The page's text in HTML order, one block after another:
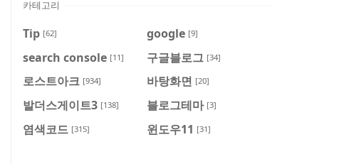
카테고리
Tip [62] google [9]
search console [11] 구글블로그 [34]
로스트아크 [934] 바탕화면 [20]
발더스게이트3 [138] 블로그테마 [3]
염색코드 [315] 윈도우11 [31]